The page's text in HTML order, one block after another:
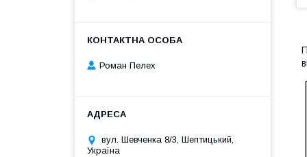
Роман Пелех
вул. Шевченка 8/3, Шептицький,
Україна